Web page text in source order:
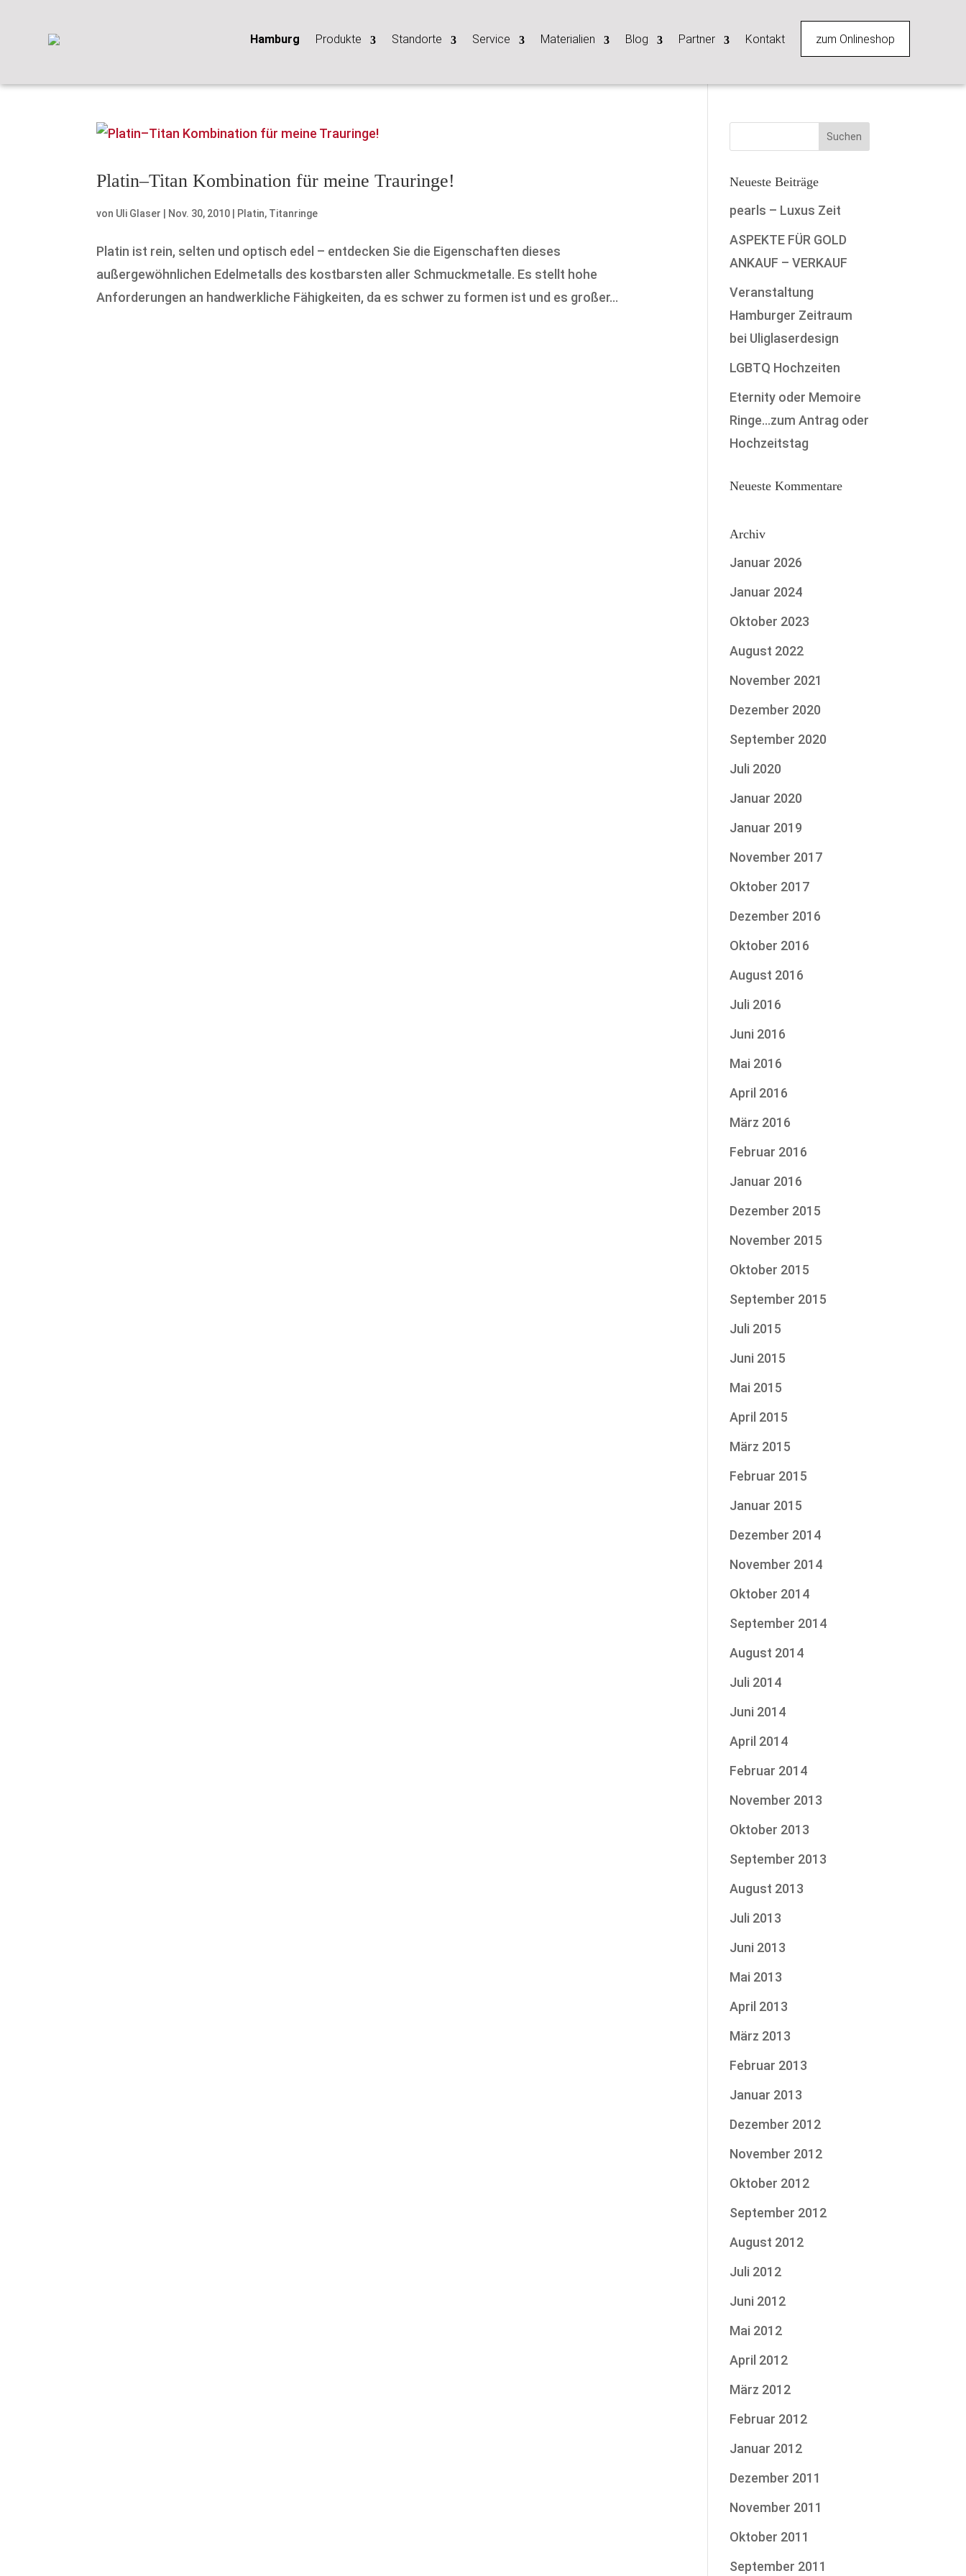
Hamburg Produkte Standorte Service Materialien Blog Partner Kontakt zum Onlineshop
Platin–Titan Kombination für meine Trauringe!
von Uli Glaser Nov. 30, 2010 Platin, Titanringe
Platin ist rein, selten und optisch edel – entdecken Sie die Eigenschaften dieses
außergewöhnlichen Edelmetalls des kostbarsten aller Schmuckmetalle. Es stellt hohe
Anforderungen an handwerkliche Fähigkeiten, da es schwer zu formen ist und es großer...
Neueste Beiträge
pearls – Luxus Zeit
ASPEKTE FÜR GOLD
ANKAUF – VERKAUF
Veranstaltung
Hamburger Zeitraum
bei Uliglaserdesign
LGBTQ Hochzeiten
Eternity oder Memoire
Ringe…zum Antrag oder
Hochzeitstag
Neueste Kommentare
Archiv
Januar 2026
Januar 2024
Oktober 2023
August 2022
November 2021
Dezember 2020
September 2020
Juli 2020
Januar 2020
Januar 2019
November 2017
Oktober 2017
Dezember 2016
Oktober 2016
August 2016
Juli 2016
Juni 2016
Mai 2016
April 2016
März 2016
Februar 2016
Januar 2016
Dezember 2015
November 2015
Oktober 2015
September 2015
Juli 2015
Juni 2015
Mai 2015
April 2015
März 2015
Februar 2015
Januar 2015
Dezember 2014
November 2014
Oktober 2014
September 2014
August 2014
Juli 2014
Juni 2014
April 2014
Februar 2014
November 2013
Oktober 2013
September 2013
August 2013
Juli 2013
Juni 2013
Mai 2013
April 2013
März 2013
Februar 2013
Januar 2013
Dezember 2012
November 2012
Oktober 2012
September 2012
August 2012
Juli 2012
Juni 2012
Mai 2012
April 2012
März 2012
Februar 2012
Januar 2012
Dezember 2011
November 2011
Oktober 2011
September 2011